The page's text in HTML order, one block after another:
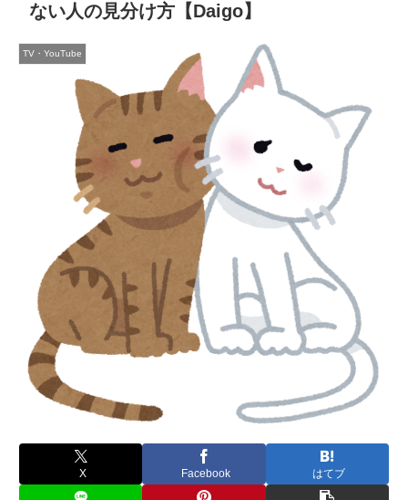
ない人の見分け方【Daigo】
TV・YouTube
X Facebook はてブ